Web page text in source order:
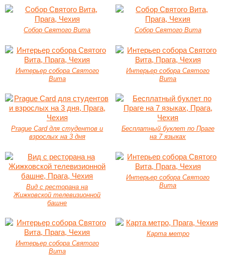
Собор Святого Вита Собор Святого Вита
Интерьер собора Святого
Вита
Интерьер собора Святого
Вита
Prague Card для студентов и
взрослых на 3 дня
Бесплатный буклет по Праге
на 7 языках
Вид с ресторана на
Жижковской телевизионной
башне
Интерьер собора Святого
Вита
Интерьер собора Святого
Вита
Карта метро